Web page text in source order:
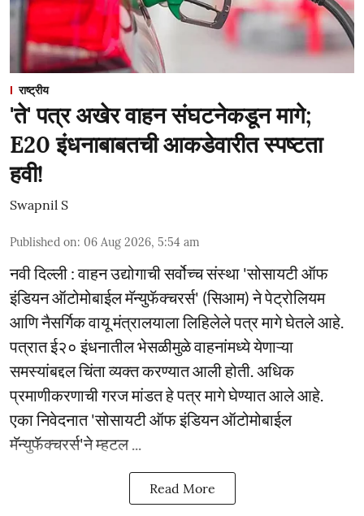
राष्ट्रीय
'ते' पत्र अखेर वाहन संघटनेकडून मागे;
E20 इंधनाबाबतची आकडेवारीत स्पष्टता
हवी!
Swapnil S
Published on: 06 Aug 2026, 5:54 am
नवी दिल्ली : वाहन उद्योगाची सर्वोच्च संस्था 'सोसायटी ऑफ
इंडियन ऑटोमोबाईल मॅन्युफॅक्चरर्स' (सिआम) ने पेट्रोलियम
आणि नैसर्गिक वायू मंत्रालयाला लिहिलेले पत्र मागे घेतले आहे.
पत्रात ई२० इंधनातील भेसळीमुळे वाहनांमध्ये येणाऱ्या
समस्यांबद्दल चिंता व्यक्त करण्यात आली होती. अधिक
प्रमाणीकरणाची गरज मांडत हे पत्र मागे घेण्यात आले आहे.
एका निवेदनात 'सोसायटी ऑफ इंडियन ऑटोमोबाईल
मॅन्युफॅक्चरर्स'ने म्हटल ...
Read More